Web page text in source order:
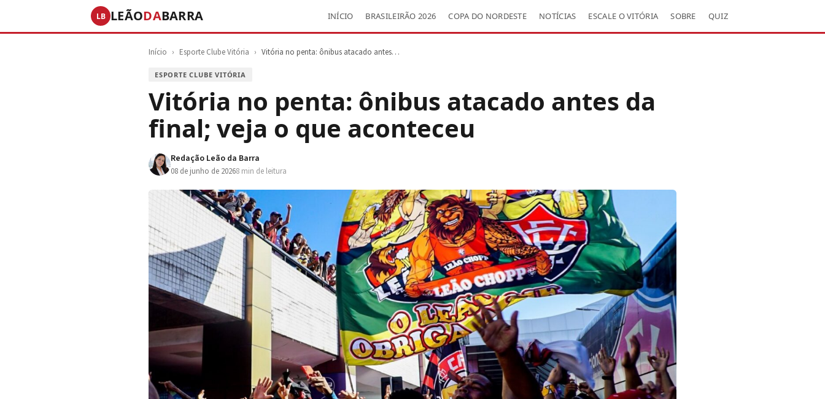
LB LEÃODABARRA INÍCIO BRASILEIRÃO 2026 COPA DO NORDESTE NOTÍCIAS ESCALE O VITÓRIA SOBRE QUIZ
Início › Esporte Clube Vitória › Vitória no penta: ônibus atacado antes…
ESPORTE CLUBE VITÓRIA
Vitória no penta: ônibus atacado antes da
final; veja o que aconteceu
Redação Leão da Barra
08 de junho de 20268 min de leitura